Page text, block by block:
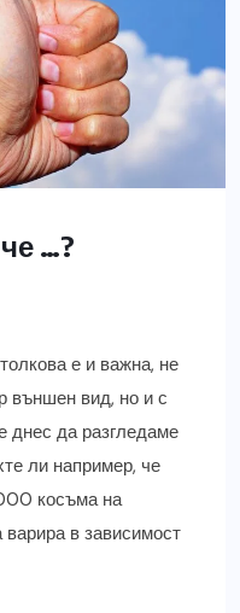
…?
е и важна, не
външен вид, но и с
днес да разгледаме
ли например, че
косъма на
в зависимост